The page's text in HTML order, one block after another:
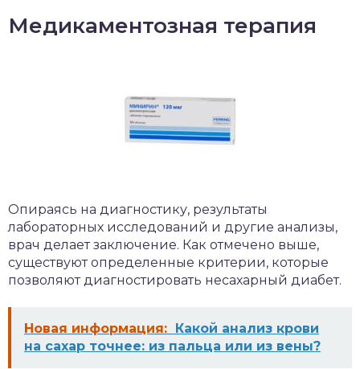
Медикаментозная терапия
Опираясь на диагностику, результаты
лабораторных исследований и другие анализы,
врач делает заключение. Как отмечено выше,
существуют определенные критерии, которые
позволяют диагностировать несахарный диабет.
Новая информация: Какой анализ крови
на сахар точнее: из пальца или из вены?